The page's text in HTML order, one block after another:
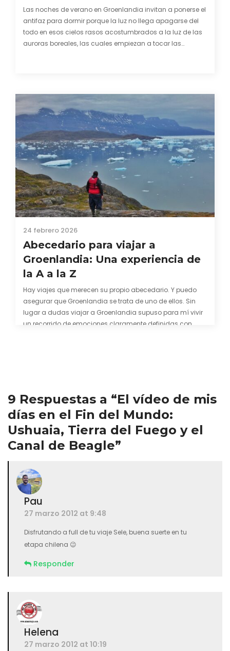
Las noches de verano en Groenlandia invitan a ponerse el
antifaz para dormir porque la luz no llega apagarse del
todo en esos cielos rasos acostumbrados a la luz de las
auroras boreales, las cuales empiezan a tocar las
24 febrero 2026
Abecedario para viajar a
Groenlandia: Una experiencia de
la A a la Z
Hay viajes que merecen su propio abecedario. Y puedo
asegurar que Groenlandia se trata de uno de ellos. Sin
lugar a dudas viajar a Groenlandia supuso para mí vivir
un recorrido de emociones claramente definidas con
9 Respuestas a “El vídeo de mis
días en el Fin del Mundo:
Ushuaia, Tierra del Fuego y el
Canal de Beagle”
Pau
27 marzo 2012 at 9:48
Disfrutando a full de tu viaje Sele, buena suerte en tu
etapa chilena 😉
Responder
Helena
27 marzo 2012 at 10:19